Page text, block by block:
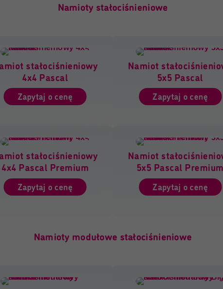
Namioty stałociśnieniowe
stałociśnieniowy
4x4 Pascal
Zapytaj o cenę
Namiot
5x5 Pascal
Zapytaj o cenę
stałociśnieniowy
4x4 Pascal Premium
Zapytaj o cenę
Namiot
5x5 Pascal Premium
Zapytaj o cenę
Namioty modułowe stałociśnieniowe